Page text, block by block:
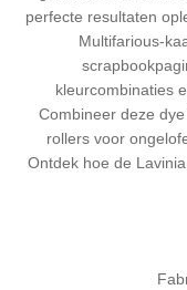
Kaarten 2021
perfecte resultaten
Multifarious-
kleurcombinaties
Combineer deze
rollers voor
Ontdek hoe de